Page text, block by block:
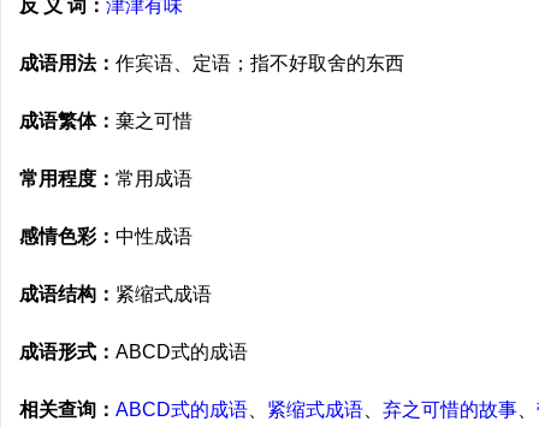
反 义 词： 津津有味
成语用法： 作宾语、定语；指不好取舍的东西
成语繁体： 棄之可惜
常用程度： 常用成语
感情色彩： 中性成语
成语结构： 紧缩式成语
成语形式： ABCD式的成语
相关查询： ABCD式的成语 紧缩式成语 弃之可惜的故事